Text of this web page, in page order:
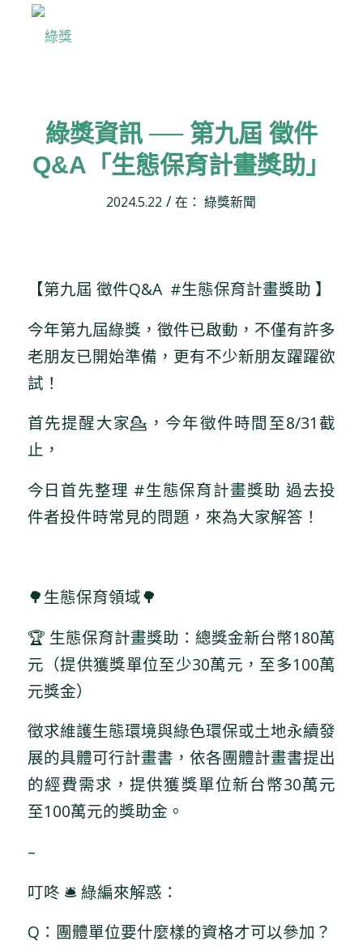
綠獎資訊 ── 第九屆 徵件
Q&A「生態保育計畫獎助」
2024.5.22 / 在：綠獎新聞
【第九屆 徵件Q&A #生態保育計畫獎助 】
今年第九屆綠獎，徵件已啟動，不僅有許多
老朋友已開始準備，更有不少新朋友躍躍欲
試！
首先提醒大家💁，今年徵件時間至8/31截
止，
今日首先整理 #生態保育計畫獎助 過去投
件者投件時常見的問題，來為大家解答！
🌳生態保育領域🌳
🏆 生態保育計畫獎助：總獎金新台幣180萬
元（提供獲獎單位至少30萬元，至多100萬
元獎金）
徵求維護生態環境與綠色環保或土地永續發
展的具體可行計畫書，依各團體計畫書提出
的經費需求，提供獲獎單位新台幣30萬元
至100萬元的獎助金。
–
叮咚 🛎 綠編來解惑：
Q：團體單位要什麼樣的資格才可以參加？